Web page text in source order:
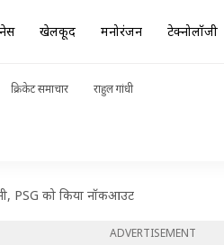
खेलकूद मनोरंजन टेक्नोलॉजी
क्रिकेट समाचार राहुल गांधी
PSG को किया नॉकआउट
ADVERTISEMENT